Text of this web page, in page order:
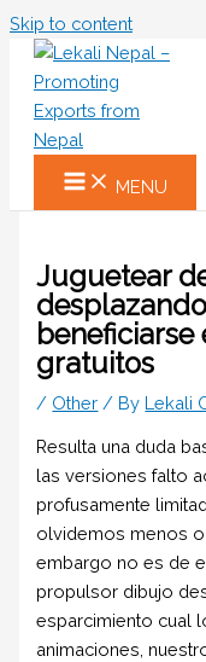
Skip to content
MENU
Juguetear
gratuitos
/ Other / By Lekali
Resulta una duda
las versiones falto
profusamente
olvidemos menos
embargo no es de
propulsor dibujo
esparcimiento cual
animaciones,